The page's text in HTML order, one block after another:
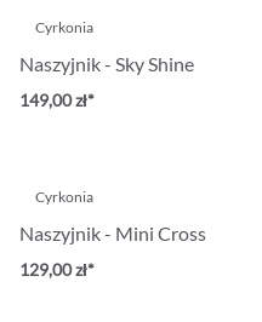
Cyrkonia
Naszyjnik - Sky Shine
149,00 zł*
Cyrkonia
Naszyjnik - Mini Cross
129,00 zł*